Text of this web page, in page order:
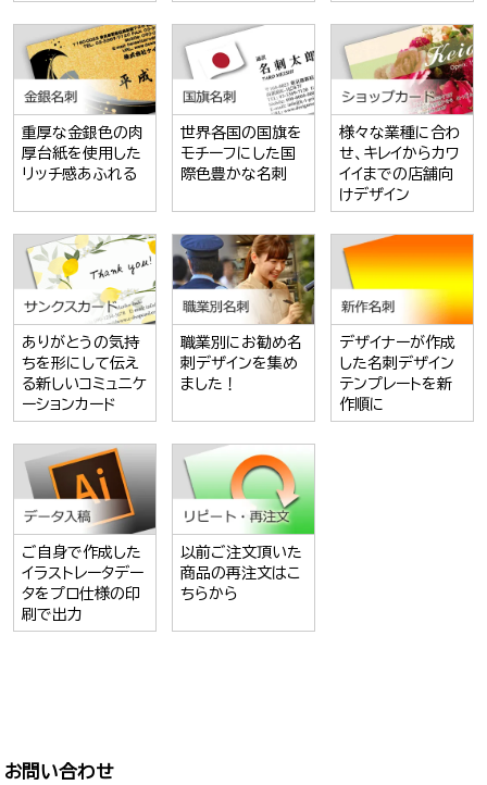
重厚な金銀色の肉
厚台紙を使用した
リッチ感あふれる
世界各国の国旗を
モチーフにした国
際色豊かな名刺
様々な業種に合わ
せ、キレイからカワ
イイまでの店舗向
けデザイン
ありがとうの気持
ちを形にして伝え
る新しいコミュニケ
ーションカード
職業別にお勧め名
刺デザインを集め
ました！
デザイナーが作成
した名刺デザイン
テンプレートを新
作順に
ご自身で作成した
イラストレータデー
タをプロ仕様の印
刷で出力
以前ご注文頂いた
商品の再注文はこ
ちらから
お問い合わせ